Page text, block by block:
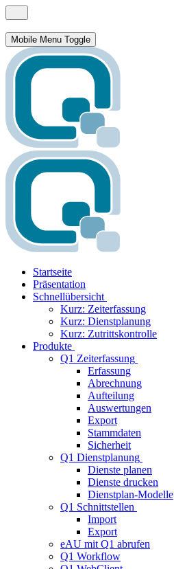
Mobile Menu Toggle
Startseite
Präsentation
Schnellübersicht
Kurz: Zeiterfassung
Kurz: Dienstplanung
Kurz: Zutrittskontrolle
Produkte
Q1 Zeiterfassung
Erfassung
Abrechnung
Aufteilung
Auswertungen
Export
Stammdaten
Sicherheit
Q1 Dienstplanung
Dienste planen
Dienste drucken
Dienstplan-Modelle
Q1 Schnittstellen
Import
Export
eAU mit Q1 abrufen
Q1 Workflow